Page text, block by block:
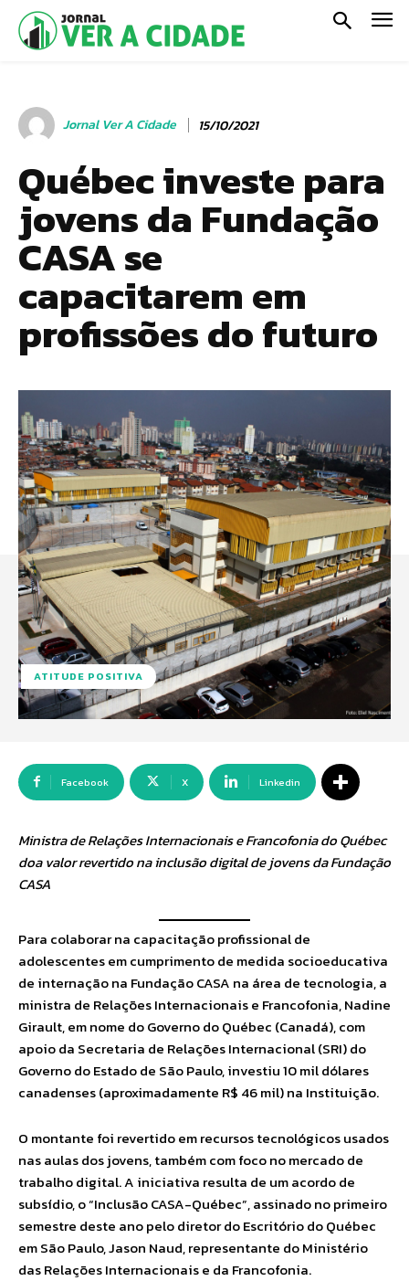
Jornal Ver A Cidade 15/10/2021
Québec investe para
jovens da Fundação
CASA se
capacitarem em
profissões do futuro
ATITUDE POSITIVA
Facebook X Linkedin
Ministra de Relações Internacionais e Francofonia do Québec
doa valor revertido na inclusão digital de jovens da Fundação
CASA
Para colaborar na capacitação profissional de
adolescentes em cumprimento de medida socioeducativa
de internação na Fundação CASA na área de tecnologia, a
ministra de Relações Internacionais e Francofonia, Nadine
Girault, em nome do Governo do Québec (Canadá), com
apoio da Secretaria de Relações Internacional (SRI) do
Governo do Estado de São Paulo, investiu 10 mil dólares
canadenses (aproximadamente R$ 46 mil) na Instituição.
O montante foi revertido em recursos tecnológicos usados
nas aulas dos jovens, também com foco no mercado de
trabalho digital. A iniciativa resulta de um acordo de
subsídio, o “Inclusão CASA-Québec”, assinado no primeiro
semestre deste ano pelo diretor do Escritório do Québec
em São Paulo, Jason Naud, representante do Ministério
das Relações Internacionais e da Francofonia.